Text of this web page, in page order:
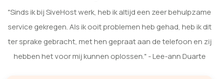
"Sinds ik bij SiveHost werk, heb ik altijd een zeer behulpzame
service gekregen. Als ik ooit problemen heb gehad, heb ik dit
ter sprake gebracht, met hen gepraat aan de telefoon en zij
hebben het voor mij kunnen oplossen." - Lee-ann Duarte